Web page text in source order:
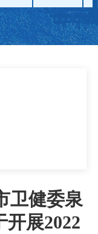
卫健委泉
展2022